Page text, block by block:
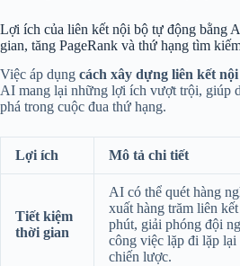
Lợi ích của liên kết nội bộ tự động bằng
gian, tăng PageRank và thứ hạng tìm
Việc áp dụng cách xây dựng liên kết
AI mang lại những lợi ích vượt trội, giúp
phá trong cuộc đua thứ hạng.
Lợi ích Mô tả chi tiết
Tiết kiệm
thời gian
AI có thể quét hàng
xuất hàng trăm liên
phút, giải phóng đội
công việc lặp đi lặp lại
chiến lược.